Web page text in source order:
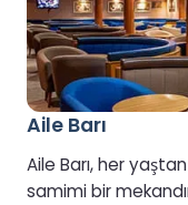
Aile Barı
Aile Barı, her
samimi bir